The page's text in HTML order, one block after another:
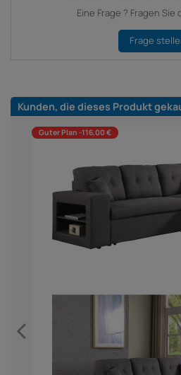
Eine Frage ? Fragen Sie
Frage
Kunden, die dieses Produkt
Guter Plan -116,00 €